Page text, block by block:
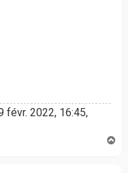
févr. 2022, 16:45,